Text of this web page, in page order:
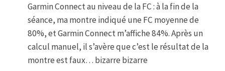
Garmin Connect au niveau de la FC : à la fin de la
séance, ma montre indiqué une FC moyenne de
80%, et Garmin Connect m’affiche 84%. Après un
calcul manuel, il s’avère que c’est le résultat de la
montre est faux… bizarre bizarre